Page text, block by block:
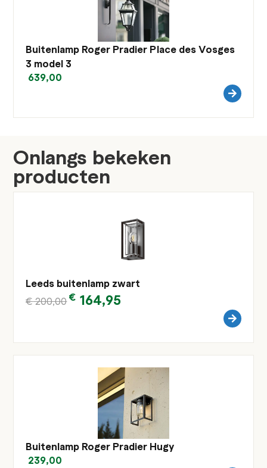
Buitenlamp Roger Pradier Place des Vosges
3 model 3
639,00
Onlangs bekeken
producten
Leeds buitenlamp zwart
€200,00€ 164,95
Buitenlamp Roger Pradier Hugy
239,00